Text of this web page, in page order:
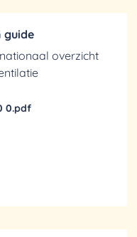
guide
overzicht
0.pdf